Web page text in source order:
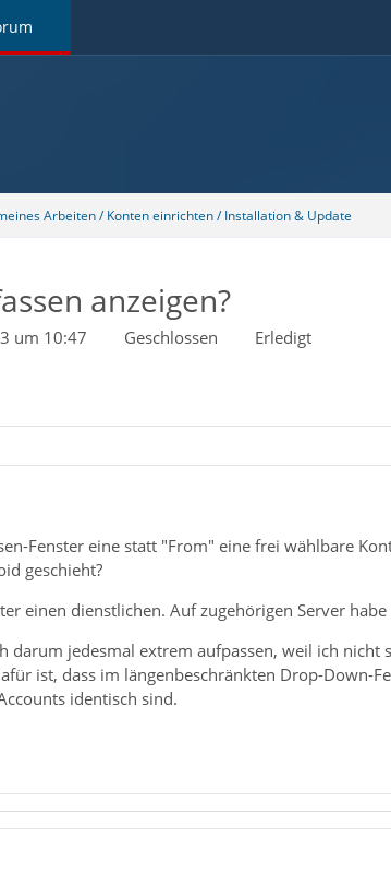
Arbeiten / Konten einrichten / Installation & Update
anzeigen?
um 10:47 Geschlossen Erledigt
Fenster eine statt "From" eine frei wählbare
geschieht?
einen dienstlichen. Auf zugehörigen Server
darum jedesmal extrem aufpassen, weil ich
ist, dass im längenbeschränkten Drop-Down-
identisch sind.